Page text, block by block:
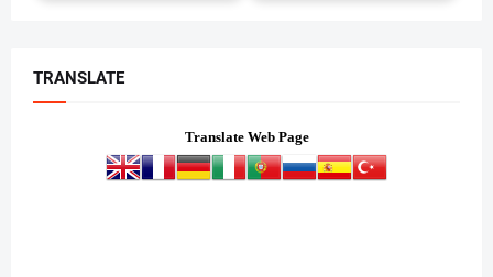
TRANSLATE
Translate Web Page